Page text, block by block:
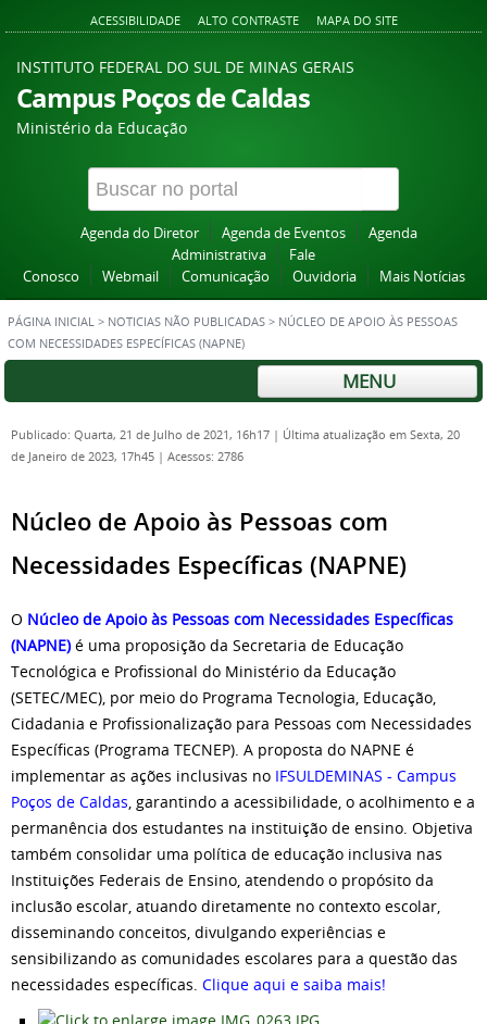
ACESSIBILIDADE ALTO CONTRASTE MAPA DO SITE
INSTITUTO FEDERAL DO SUL DE MINAS GERAIS
Campus Poços de Caldas
Ministério da Educação
Agenda do Diretor Agenda de Eventos
Agenda
Administrativa
Fale
Conosco
Webmail Comunicação Ouvidoria Mais Notícias
PÁGINA INICIAL > NOTICIAS NÃO PUBLICADAS > NÚCLEO DE APOIO ÀS PESSOAS
COM NECESSIDADES ESPECÍFICAS (NAPNE)
MENU
Publicado: Quarta, 21 de Julho de 2021, 16h17 | Última atualização em Sexta, 20
de Janeiro de 2023, 17h45 | Acessos: 2786
Núcleo de Apoio às Pessoas com
Necessidades Específicas (NAPNE)
O Núcleo de Apoio às Pessoas com Necessidades Específicas
(NAPNE)é uma proposição da Secretaria de Educação
Tecnológica e Profissional do Ministério da Educação
(SETEC/MEC), por meio do Programa Tecnologia, Educação,
Cidadania e Profissionalização para Pessoas com Necessidades
Específicas (Programa TECNEP). A proposta do NAPNE é
implementar as ações inclusivas no IFSULDEMINAS - Campus
Poços de Caldas, garantindo a acessibilidade, o acolhimento e a
permanência dos estudantes na instituição de ensino. Objetiva
também consolidar uma política de educação inclusiva nas
Instituições Federais de Ensino, atendendo o propósito da
inclusão escolar, atuando diretamente no contexto escolar,
disseminando conceitos, divulgando experiências e
sensibilizando as comunidades escolares para a questão das
necessidades específicas. Clique aqui e saiba mais!